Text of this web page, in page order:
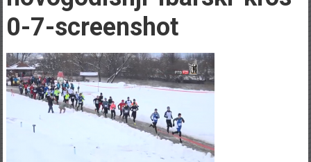
0-7-screenshot